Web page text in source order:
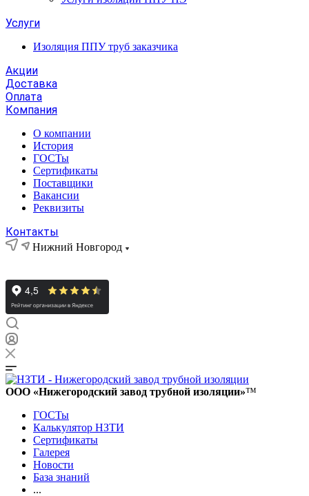
Услуги
Изоляция ППУ труб заказчика
Акции
Доставка
Оплата
Компания
О компании
История
ГОСТы
Сертификаты
Поставщики
Вакансии
Реквизиты
Контакты
Нижний Новгород
ООО «Нижегородский завод трубной изоляции»™
ГОСТы
Калькулятор НЗТИ
Сертификаты
Галерея
Новости
База знаний
...